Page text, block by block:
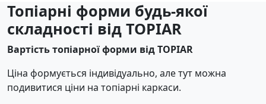
Топіарні форми будь-якої
складності від TOPIAR
Вартість топіарної форми від TOPIAR
Ціна формується індивідуально, але тут можна
подивитися ціни на топіарні каркаси.